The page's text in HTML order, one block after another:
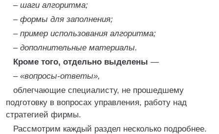
– шаги алгоритма;
– формы для заполнения;
– пример использования алгоритма;
– дополнительные материалы.
Кроме того, отдельно выделены —
– «вопросы-ответы»,
облегчающие специалисту, не прошедшему
подготовку в вопросах управления, работу над
стратегией фирмы.
Рассмотрим каждый раздел несколько подробнее.